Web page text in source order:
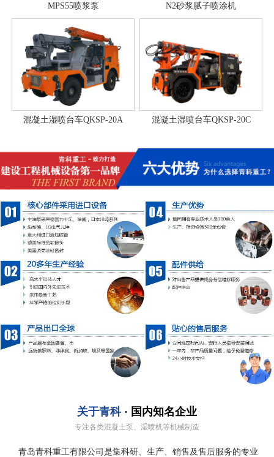
MPS55喷浆泵 N2砂浆腻子喷涂机
混凝土湿喷台车QKSP-20A 混凝土湿喷台车QKSP-20C
关于青科· 国内知名企业
专注各类混凝土泵、湿喷机等机械制造
青岛青科重工有限公司是集科研、生产、销售及售后服务的专业